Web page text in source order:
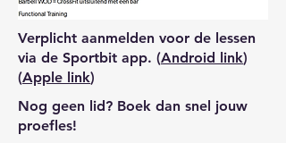
Verplicht aanmelden voor de lessen
via de Sportbit app. (Android link)
(Apple link)
Nog geen lid? Boek dan snel jouw
proefles!